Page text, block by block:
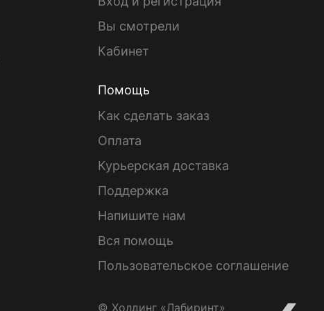
Вы смотрели
Кабинет
Помощь
Как сделать заказ
Оплата
Курьерская доставка
Поддержка
Напишите нам
Вся помощь
Пользовательское соглашение
© Холдинг «Лабиринт»